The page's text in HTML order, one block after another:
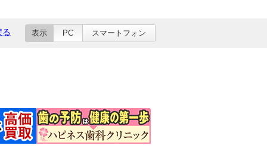
る 表示 PC スマートフォン